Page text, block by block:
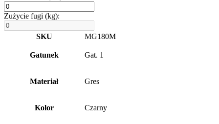
Zużycie fugi (kg):
SKU MG180M
Gatunek Gat. 1
Materiał Gres
Kolor Czarny